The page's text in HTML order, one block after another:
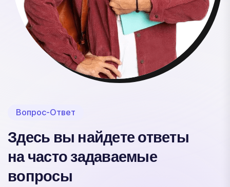
Вопрос-Ответ
Здесь вы найдете ответы
на часто задаваемые
вопросы